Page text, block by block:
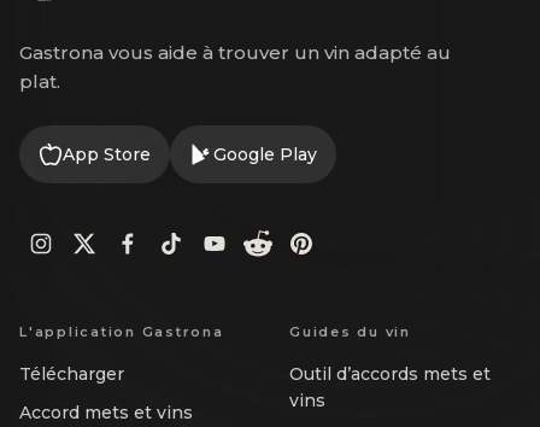
Gastrona vous aide à trouver un vin adapté au
plat.
App Store Google Play
L'application Gastrona
Télécharger
Accord mets et vins
Guides du vin
Outil d’accords mets et
vins